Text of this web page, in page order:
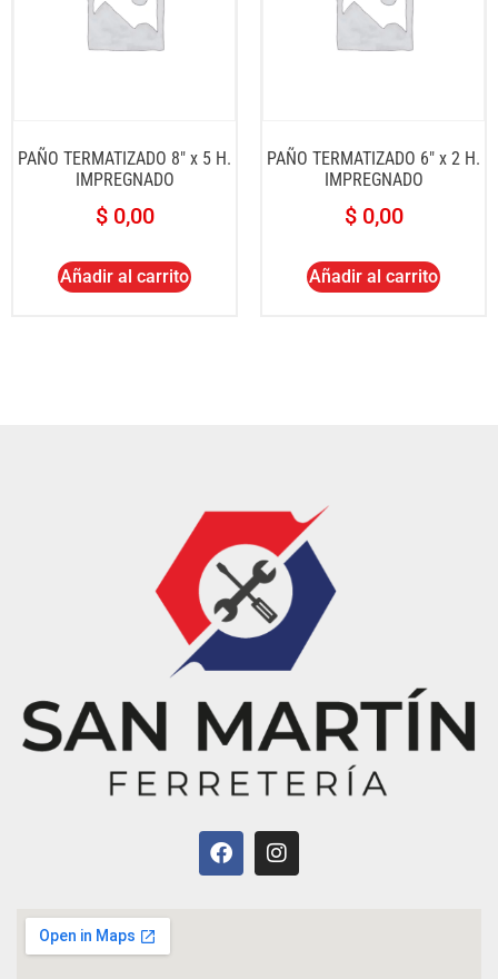
PAÑO TERMATIZADO 8″ x 5 H.
IMPREGNADO
$0,00
Añadir al carrito
PAÑO TERMATIZADO 6″ x 2 H.
IMPREGNADO
$0,00
Añadir al carrito